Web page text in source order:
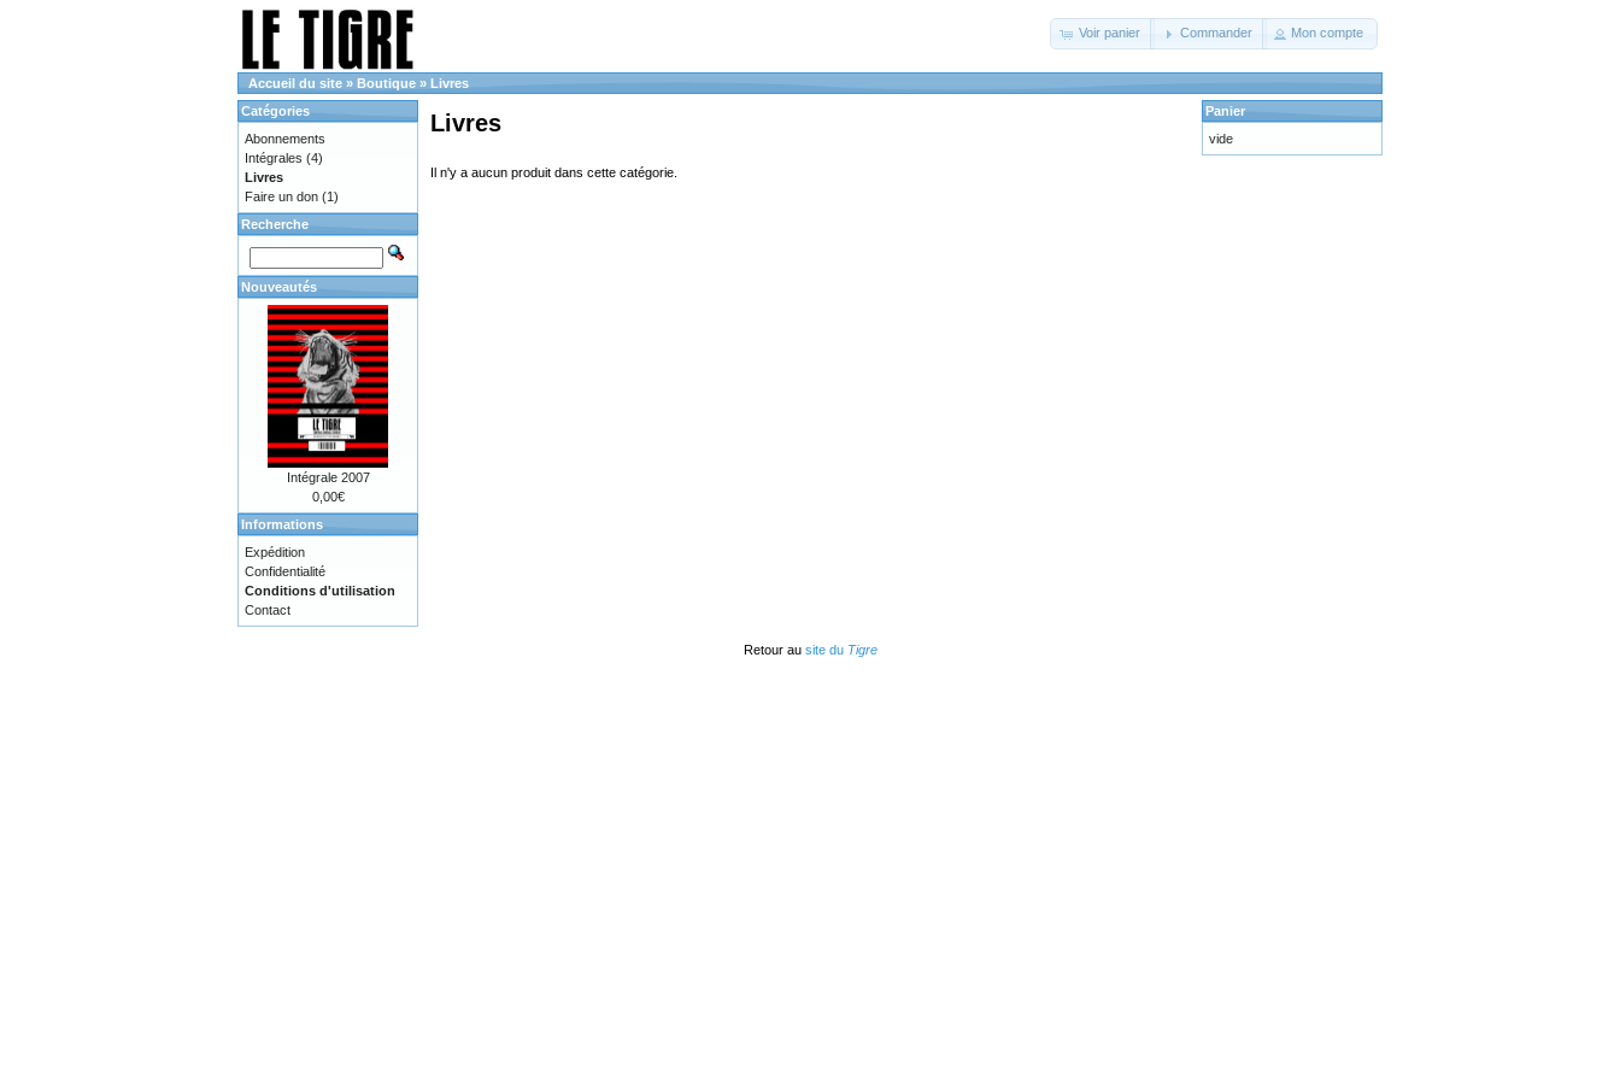
Voir panier Commander Mon compte
Accueil du site » Boutique » Livres
Livres
Il n'y a aucun produit dans cette catégorie.
Catégories
Abonnements
Intégrales (4)
Livres
Faire un don (1)
Recherche
Nouveautés
Intégrale 2007
0,00€
Informations
Expédition
Confidentialité
Conditions d'utilisation
Contact
Panier
vide
Retour au site du Tigre